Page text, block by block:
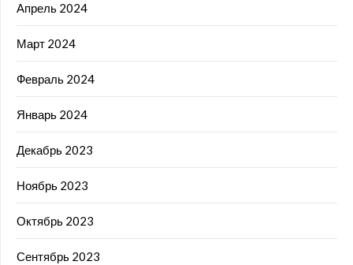
Апрель 2024
Март 2024
Февраль 2024
Январь 2024
Декабрь 2023
Ноябрь 2023
Октябрь 2023
Сентябрь 2023